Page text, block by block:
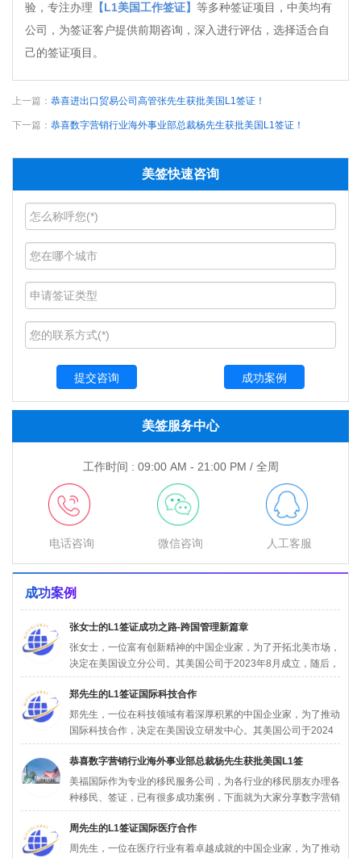
验，专注办理 【L1美国工作签证】 等多种签证项目，中美均有
公司，为签证客户提供前期咨询，深入进行评估，选择适合自
己的签证项目。
上一篇： 恭喜进出口贸易公司高管张先生获批美国L1签证！
下一篇： 恭喜数字营销行业海外事业部总裁杨先生获批美国L1签证！
美签快速咨询
成功案例
美签服务中心
工作时间 : 09:00 AM - 21:00 PM / 全周
电话咨询 微信咨询 人工客服
成功案例
张女士的L1签证成功之路-跨国管理新篇章
张女士，一位富有创新精神的中国企业家，为了开拓北美市场，
决定在美国设立分公司。其美国公司于2023年8月成立，随后，
张女...
郑先生的L1签证国际科技合作
郑先生，一位在科技领域有着深厚积累的中国企业家，为了推动
国际科技合作，决定在美国设立研发中心。其美国公司于2024
年5月...
恭喜数字营销行业海外事业部总裁杨先生获批美国L1签
美福国际作为专业的移民服务公司，为各行业的移民朋友办理各
种移民、签证，已有很多成功案例，下面就为大家分享数字营销
行业海外...
周先生的L1签证国际医疗合作
周先生，一位在医疗行业有着卓越成就的中国企业家，为了推动